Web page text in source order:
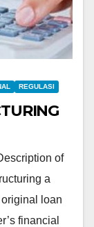
REGULASI
of
a
loan
financial